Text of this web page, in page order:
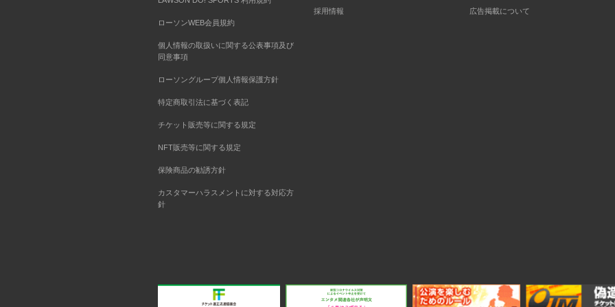
ローソンWEB会員規約
個人情報の取扱いに関する公表事項及び
同意事項
ローソングループ個人情報保護方針
特定商取引法に基づく表記
チケット販売等に関する規定
NFT販売等に関する規定
保険商品の勧誘方針
カスタマーハラスメントに対する対応方
針
採用情報 広告掲載について